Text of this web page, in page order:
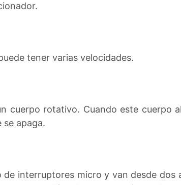
tener varias velocidades.
cuerpo rotativo. Cuando este cuerpo
apaga.
de interruptores micro y van desde dos